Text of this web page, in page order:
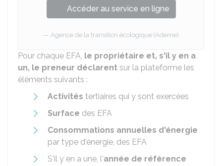
Accéder au service en ligne
Agence de la transition écologique (Ademe)
Pour chaque EFA, le propriétaire et, s'il y en a
un, le preneur déclarent sur la plateforme les
éléments suivants :
Activités tertiaires qui y sont exercées
Surface des EFA
Consommations annuelles d'énergie
par type d'énergie, des EFA
S'il y en a une, l'année de référence